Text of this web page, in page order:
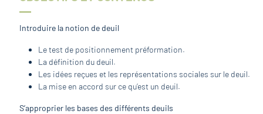
Introduire la notion de deuil
Le test de positionnement préformation.
La définition du deuil.
Les idées reçues et les représentations sociales sur le deuil.
La mise en accord sur ce qu’est un deuil.
S’approprier les bases des différents deuils